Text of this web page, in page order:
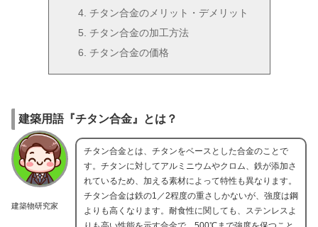
チタン合金のメリット・デメリット
チタン合金の加工方法
チタン合金の価格
建築用語『チタン合金』とは？
建築物研究家
チタン合金とは、チタンをベースとした合金のことで
す。チタンに対してアルミニウムやクロム、鉄が添加さ
れているため、加える素材によって特性も異なります。
チタン合金は鉄の1／2程度の重さしかないが、強度は鋼
よりも高くなります。耐食性に関しても、ステンレスよ